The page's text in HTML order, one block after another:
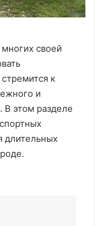
своей
к
и
В этом разделе
длительных